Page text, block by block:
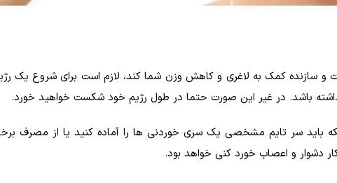
و سازنده کمک به لاغری و کاهش وزن شما کند، لازم است برای شروع یک
باشد. در غیر این صورت حتما در طول رژیم خود شکست خواهید خورد.
باید سر تایم مشخصی یک سری خوردنی ها را آماده کنید یا از مصرف
دشوار و اعصاب خورد کنی خواهد بود.